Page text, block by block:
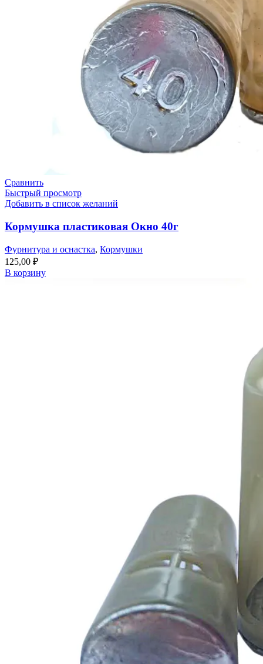
Сравнить
Быстрый просмотр
Добавить в список желаний
Кормушка пластиковая Окно 40г
Фурнитура и оснастка, Кормушки
125,00 ₽
В корзину